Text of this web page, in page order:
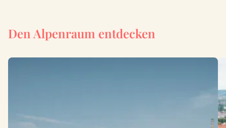
Den Alpenraum entdecken